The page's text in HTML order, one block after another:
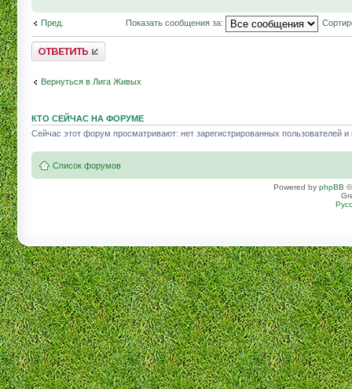
Пред. Показать сообщения за:
Комментировать
Вернуться в Лига Живых
КТО СЕЙЧАС НА ФОРУМЕ
Сейчас этот форум просматривают: нет зарегистрированных пользователей и
Список форумов
Powered by phpBB